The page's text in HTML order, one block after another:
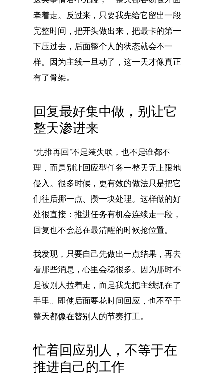
牵着走。反过来，只要我先给它留出一段
完整时间，把开头做出来，把最卡的第一
下压过去，后面整个人的状态就会不一
样。因为主线一旦动了，这一天才像真正
有了骨架。
回复最好集中做，别让它
整天渗进来
“先推再回”不是装失联，也不是谁都不
理，而是别让回应型任务一整天无上限地
侵入。很多时候，更有效的做法只是把它
们往后挪一点、攒一块处理。这样做的好
处很直接：推进任务有机会连续走一段，
回复也不会总在最清醒的时候抢位置。
我发现，只要自己先做出一点结果，再去
看那些消息，心里会稳很多。因为那时不
是被别人拉着走，而是我先把主线抓在了
手里。即使后面要花时间回应，也不至于
整天都像在替别人的节奏打工。
忙着回应别人，不等于在
推进自己的工作